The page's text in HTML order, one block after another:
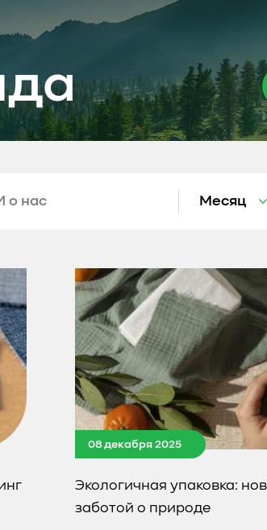
о нас Месяц
08 декабря 2025
Экологичная упаковка:
заботой о природе